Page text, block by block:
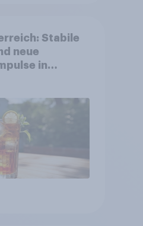
Stabile
neue
in